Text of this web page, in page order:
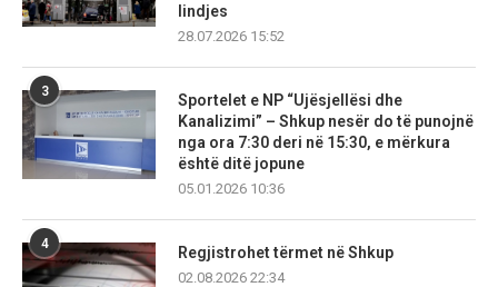
lindjes
28.07.2026 15:52
3
Sportelet e NP “Ujësjellësi dhe
Kanalizimi” – Shkup nesër do të punojnë
nga ora 7:30 deri në 15:30, e mërkura
është ditë jopune
05.01.2026 10:36
4
Regjistrohet tërmet në Shkup
02.08.2026 22:34